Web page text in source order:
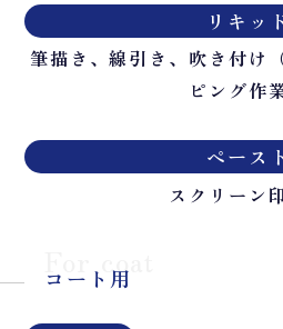
リキッ
筆描き、線引き、吹き付け
ピング作
ペース
スクリーン
コート用
For coat